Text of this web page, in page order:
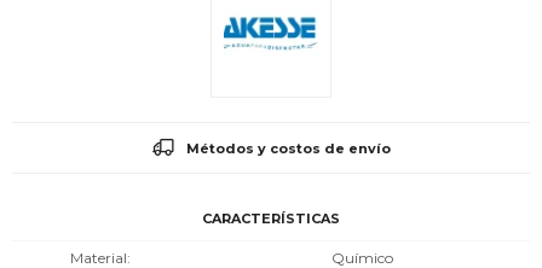
Métodos y costos de envío
CARACTERÍSTICAS
Material
Químico